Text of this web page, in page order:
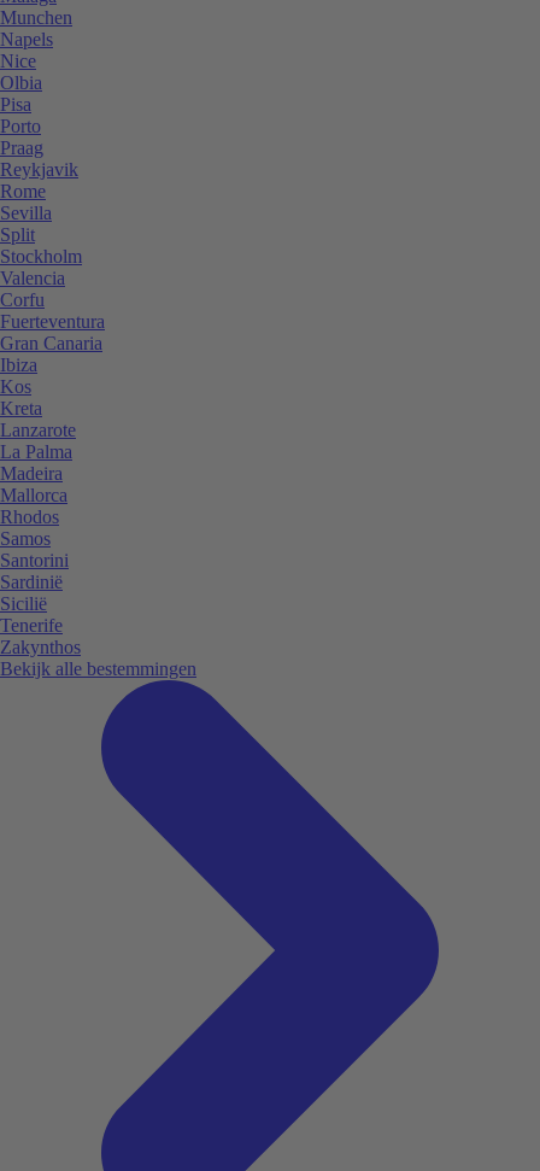
Munchen
Napels
Nice
Olbia
Pisa
Porto
Praag
Reykjavik
Rome
Sevilla
Split
Stockholm
Valencia
Corfu
Fuerteventura
Gran Canaria
Ibiza
Kos
Kreta
Lanzarote
La Palma
Madeira
Mallorca
Rhodos
Samos
Santorini
Sardinië
Sicilië
Tenerife
Zakynthos
Bekijk alle bestemmingen